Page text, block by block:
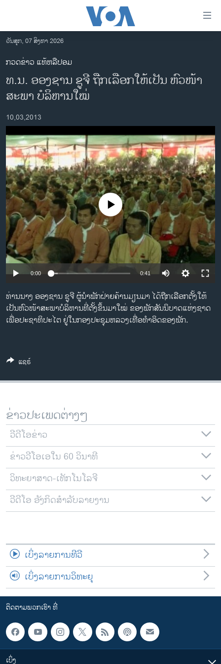
ເຂົ້າ
ຫາ
ຂ້າມ
ຂ້າມ
ຂ້າມ
ໄປ
ຫາ
ຊອກ
ຄົ້ນ
ອາເມຣິກາ
ຂ່າວ​ຈີນ
ໂລກ
ເອເຊຍ
ອິດສະຫຼະພາບດ້ານການຂ່າວ
ຊີວິດຊາວລາວ
ຊຸມຊົນຊາວລາວ
ວິທະຍາສາດ-ເທັກໂນໂລຈີ
ທຸລະກິດ
ພາສາອັງກິດ
ສຽງ
ລາຍການກະຈາຍສຽງ
ຕິດຕາມພວກເຮົາ ທີ່
ວັນສຸກ, 07 ສິງຫາ 2026
ກວດຂ່າວ ແທ້ຫລືປອມ
ທ.ນ. ອອງຊານ ຊູຈີ ຖືກເລືອກໃຫ້ເປັນ ຫົວໜ້າ
ສະພາ ບໍລິຫານໃໝ່
10,03,2013
No media source currently available
0:00 0:41
ທ່ານນາງ ອອງຊານ ຊູຈີ ຜູ້ນໍາພັກຝ່າຍຄ້ານມຽນມາ ໄດ້ຖືກເລືອກຕັ້ງໃຫ້
ເປັນຫົວໜ້າສະພາບໍລິຫານທີ່ຕັ້ງຂຶ້ນມາໃໝ່ ຂອງພັກສັນນິບາດແຫ່ງຊາດ
ເພື່ອປະຊາທິປະໄຕ ຢູ່ໃນກອງປະຊຸມຫລວງເທື່ອທໍາອິດຂອງພັກ.
ແຊຣ໌
ຂ່າວປະເພດຕ່າງໆ
ວີດີໂອຂ່າວ
ຂ່າວວີໂອເອໃນ 60 ວິນາທີ
ວິທະຍາສາດ-ເທັກໂນໂລຈີ
ວີດີໂອ ອັງກິດສຳລັບລາຍງານ
ເບິ່ງລາຍການທີວີ
ເບິ່ງລາຍການວິທະຍຸ
ຕິດຕາມພວກເຮົາ ທີ່
ເບິ່ງ